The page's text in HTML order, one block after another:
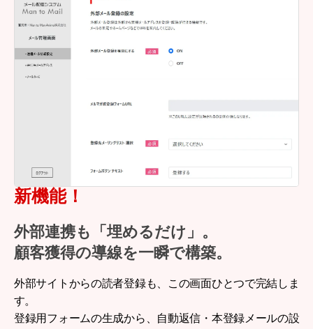
新機能！
外部連携も「埋めるだけ」。
顧客獲得の導線を一瞬で構築。
外部サイトからの読者登録も、この画面ひとつで完結しま
す。
登録用フォームの生成から、自動返信・本登録メールの設